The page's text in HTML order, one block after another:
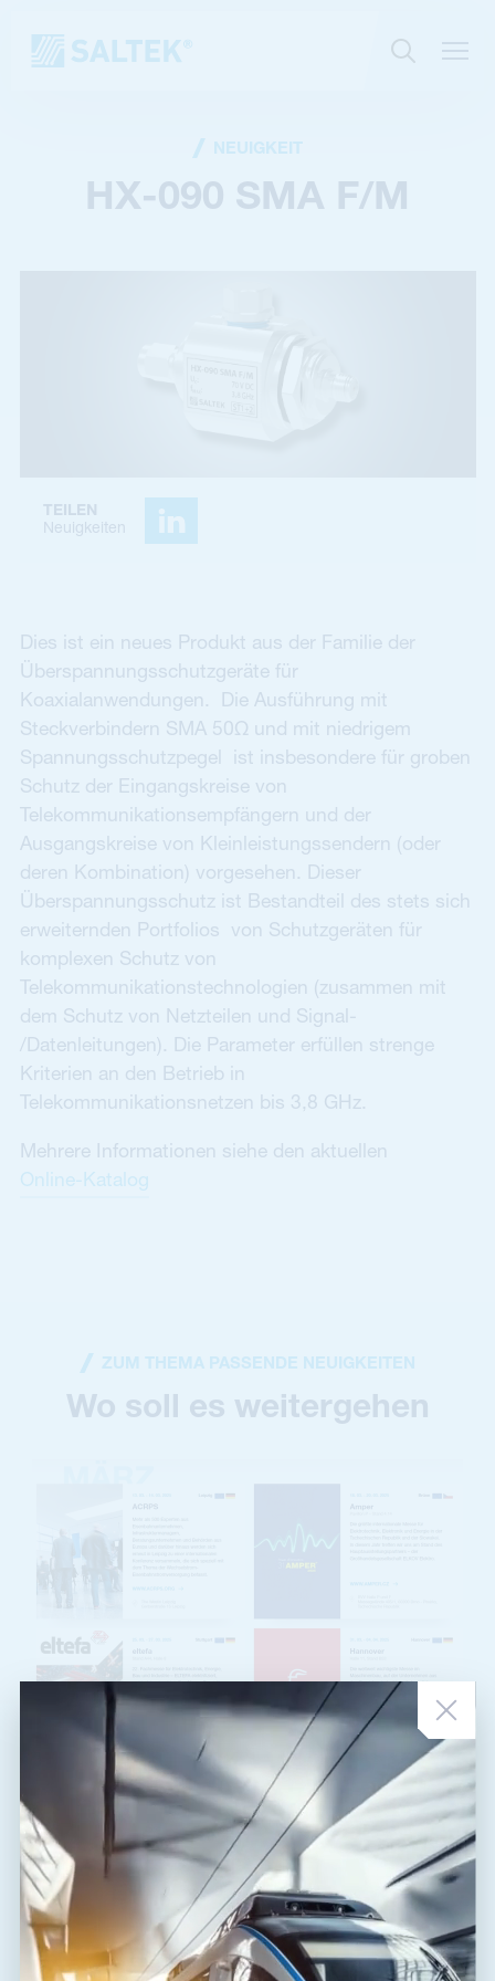
NEUIGKEIT
HX-090 SMA F/M
TEILEN
Neuigkeiten
Dies ist ein neues Produkt aus der Familie der
Überspannungsschutzgeräte für
Koaxialanwendungen. Die Ausführung mit
Steckverbindern SMA 50Ω und mit niedrigem
Spannungsschutzpegel ist insbesondere für groben
Schutz der Eingangskreise von
Telekommunikationsempfängern und der
Ausgangskreise von Kleinleistungssendern (oder
deren Kombination) vorgesehen. Dieser
Überspannungsschutz ist Bestandteil des stets sich
erweiternden Portfolios von Schutzgeräten für
komplexen Schutz von
Telekommunikationstechnologien (zusammen mit
dem Schutz von Netzteilen und Signal-
/Datenleitungen). Die Parameter erfüllen strenge
Kriterien an den Betrieb in
Telekommunikationsnetzen bis 3,8 GHz.
Mehrere Informationen siehe den aktuellen
Online-Katalog
ZUM THEMA PASSENDE NEUIGKEITEN
Wo soll es weitergehen
NEUIGKEITEN • 03. 03. 2025
März-Ausstellungen
Im März steht uns viel Reisen bevor. Neben der traditionellen Amper-
Messe in Brünn werden wir durch ganz Deutschland reisen. Sind Sie
unterwegs? Lasse...
LIES DIE NACHRICHTEN